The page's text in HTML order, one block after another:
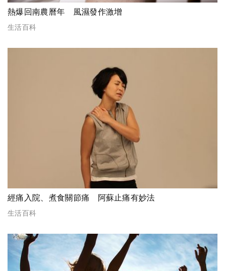
熱爆回南農曆年 風濕發作激增
生活百科
經痛入院、煮食關節痛 阿蘇止痛有妙法
生活百科